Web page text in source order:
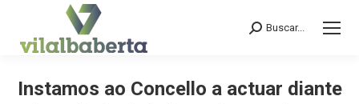
Search:
Buscar...
Instamos ao Concello a actuar diante